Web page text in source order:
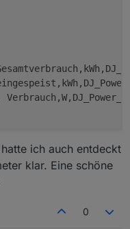
ich auch entdeckt
klar. Eine schöne
0